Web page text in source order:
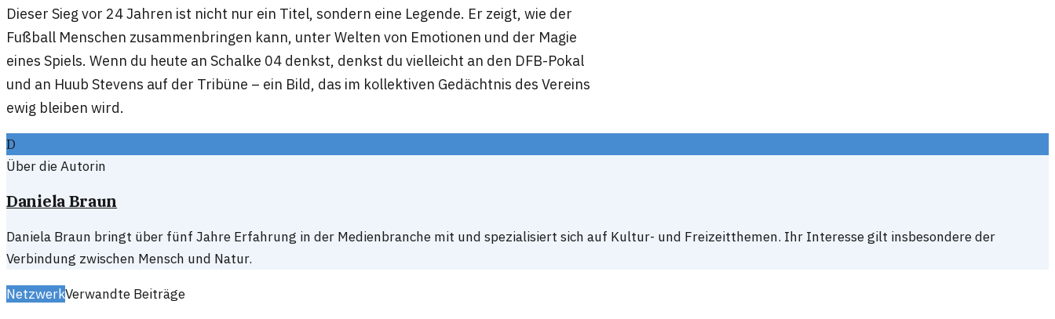
Dieser Sieg vor 24 Jahren ist nicht nur ein Titel, sondern eine Legende. Er zeigt, wie der
Fußball Menschen zusammenbringen kann, unter Welten von Emotionen und der Magie
eines Spiels. Wenn du heute an Schalke 04 denkst, denkst du vielleicht an den DFB-Pokal
und an Huub Stevens auf der Tribüne – ein Bild, das im kollektiven Gedächtnis des Vereins
ewig bleiben wird.
D
Über die Autorin
Daniela Braun
Daniela Braun bringt über fünf Jahre Erfahrung in der Medienbranche mit und spezialisiert sich auf Kultur- und Freizeitthemen. Ihr Interesse gilt insbesondere der
Verbindung zwischen Mensch und Natur.
NetzwerkVerwandte Beiträge